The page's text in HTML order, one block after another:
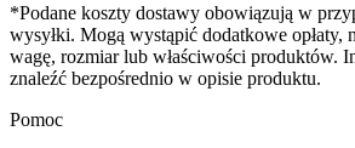
*Podane koszty dostawy obowiązują w
wysyłki. Mogą wystąpić dodatkowe opłaty,
wagę, rozmiar lub właściwości produktów.
znaleźć bezpośrednio w opisie produktu.
Pomoc